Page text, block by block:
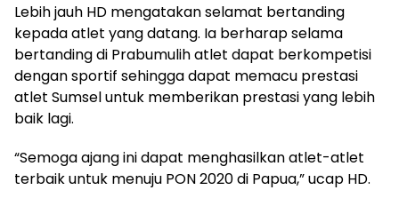
Lebih jauh HD mengatakan selamat bertanding
kepada atlet yang datang. Ia berharap selama
bertanding di Prabumulih atlet dapat berkompetisi
dengan sportif sehingga dapat memacu prestasi
atlet Sumsel untuk memberikan prestasi yang lebih
baik lagi.
“Semoga ajang ini dapat menghasilkan atlet-atlet
terbaik untuk menuju PON 2020 di Papua,” ucap HD.